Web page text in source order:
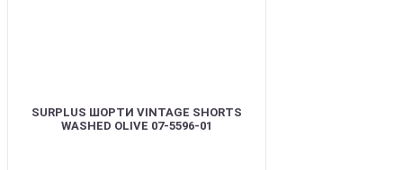
SURPLUS ШОРТИ VINTAGE SHORTS
WASHED OLIVE 07-5596-01